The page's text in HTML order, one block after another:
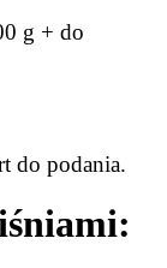
g + do
do podania.